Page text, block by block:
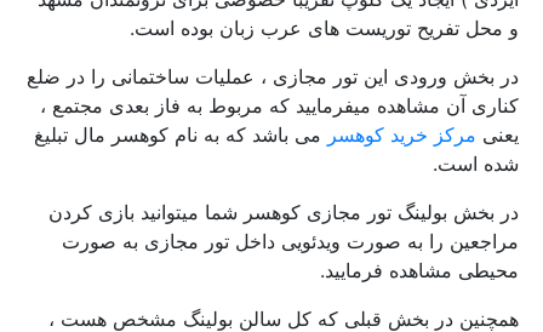
و محل تفریح توریست های عرب زبان بوده است.
در بخش ورودی این تور مجازی ، عملیات ساختمانی را در ضلع
کناری آن مشاهده میفرمایید که مربوط به فاز بعدی مجتمع ،
یعنی مرکز خرید کوهسر می باشد که به نام کوهسر مال تبلیغ
شده است.
در بخش بولینگ تور مجازی کوهسر شما میتوانید بازی کردن
مراجعین را به صورت ویدئویی داخل تور مجازی به صورت
محیطی مشاهده فرمایید.
همچنین در بخش قبلی که کل سالن بولینگ مشخص هست ،